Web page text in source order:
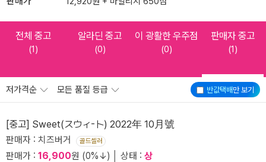
전체 중고
(1)
알라딘 중고
(0)
이 광활한 우주점
(0)
판매자 중고
(1)
반값택배만 보기
저가격순 모든 품질 등급
[중고] Sweet(スウィ-ト) 2022年 10月號
판매자 : 치즈버거 골드셀러
판매가 : 16,900원 (0%↓) │ 상태 : 상